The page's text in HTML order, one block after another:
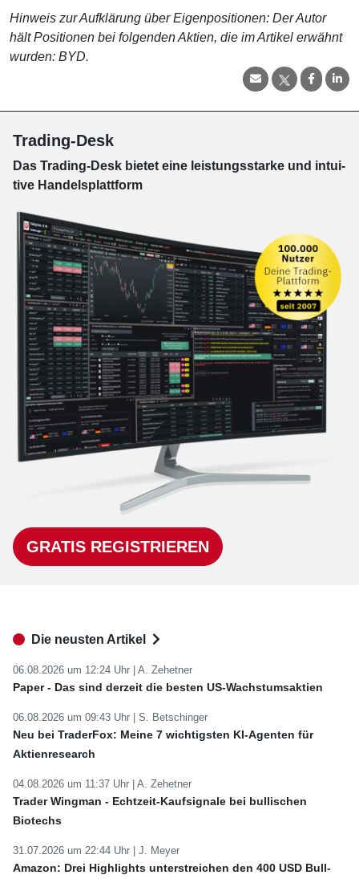
Hinweis zur Aufklärung über Eigenpositionen: Der Autor
hält Positionen bei folgenden Aktien, die im Artikel erwähnt
wurden: BYD.
Trading-Desk
Das Trading-Desk bie­tet eine leis­tungs­star­ke und in­tui­
tive Han­dels­platt­form
GRATIS REGISTRIEREN
Die neusten Artikel
06.08.2026 um 12:24 Uhr | A. Zehetner
Paper - Das sind derzeit die besten US-Wachstumsaktien
06.08.2026 um 09:43 Uhr | S. Betschinger
Neu bei TraderFox: Meine 7 wichtigsten KI-Agenten für
Aktienresearch
04.08.2026 um 11:37 Uhr | A. Zehetner
Trader Wingman - Echtzeit-Kaufsignale bei bullischen
Biotechs
31.07.2026 um 22:44 Uhr | J. Meyer
Amazon: Drei Highlights unterstreichen den 400 USD Bull-